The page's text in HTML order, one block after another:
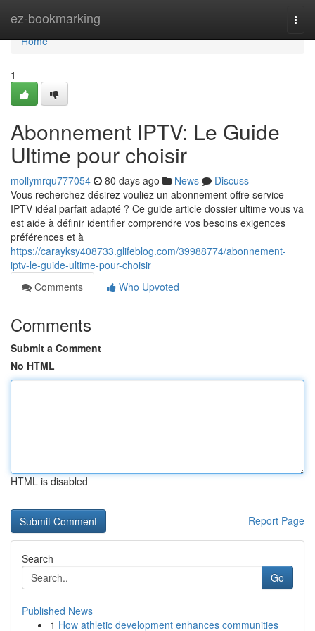
ez-bookmarking
Home
Home
1
Abonnement IPTV: Le Guide
Ultime pour choisir
mollymrqu777054 80 days ago News
Discuss
Vous recherchez désirez vouliez un abonnement offre service
IPTV idéal parfait adapté ? Ce guide article dossier ultime vous va
est aide à définir identifier comprendre vos besoins exigences
préférences et à
https://carayksy408733.glifeblog.com/39988774/abonnement-
iptv-le-guide-ultime-pour-choisir
Comments
Who Upvoted
Comments
Submit a Comment
No HTML
HTML is disabled
Report Page
Search
Go
Published News
1 How athletic development enhances communities